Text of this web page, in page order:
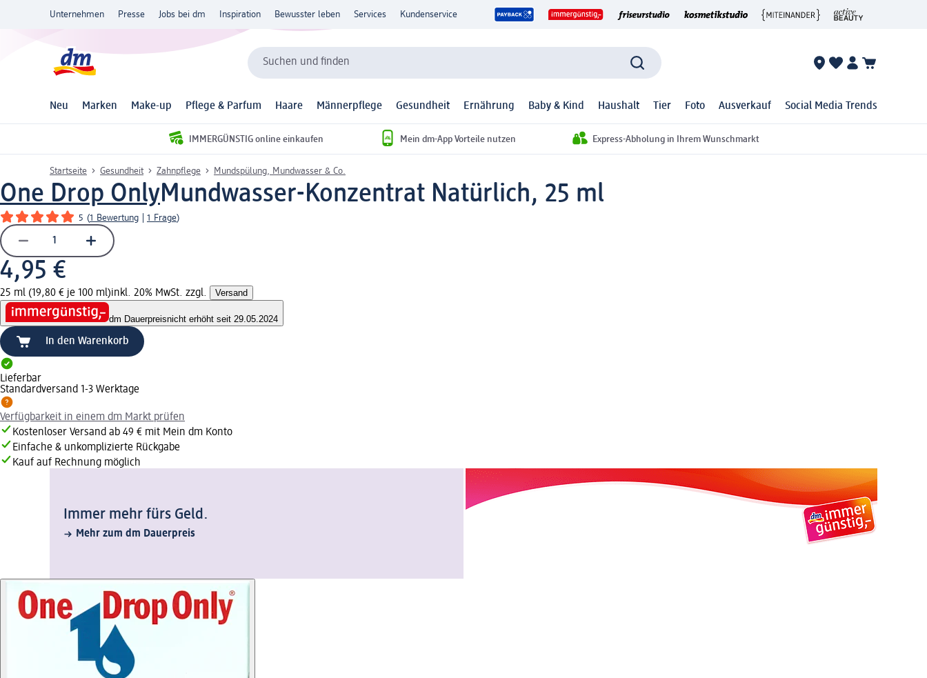
Unternehmen Presse Jobs bei dm Inspiration Bewusster leben Services Kundenservice
Suchen und finden
Neu Marken Make-up Pflege & Parfum Haare Männerpflege Gesundheit Ernährung Baby & Kind Haushalt Tier Foto Ausverkauf Social Media Trends
IMMERGÜNSTIG online einkaufen Mein dm-App Vorteile nutzen Express-Abholung in Ihrem Wunschmarkt
Startseite Gesundheit Zahnpflege Mundspülung, Mundwasser & Co.
One Drop OnlyMundwasser-Konzentrat Natürlich, 25 ml
5 (1 Bewertung 1 Frage)
4,95 €
25 ml (19,80 € je 100 ml)inkl. 20% MwSt. zzgl. Versand
dm Dauerpreisnicht erhöht seit 29.05.2024
In den Warenkorb
Lieferbar
Standardversand 1-3 Werktage
Verfügbarkeit in einem dm Markt prüfen
Kostenloser Versand ab 49 € mit Mein dm Konto
Einfache & unkomplizierte Rückgabe
Kauf auf Rechnung möglich
Immer mehr fürs Geld.
Mehr zum dm Dauerpreis